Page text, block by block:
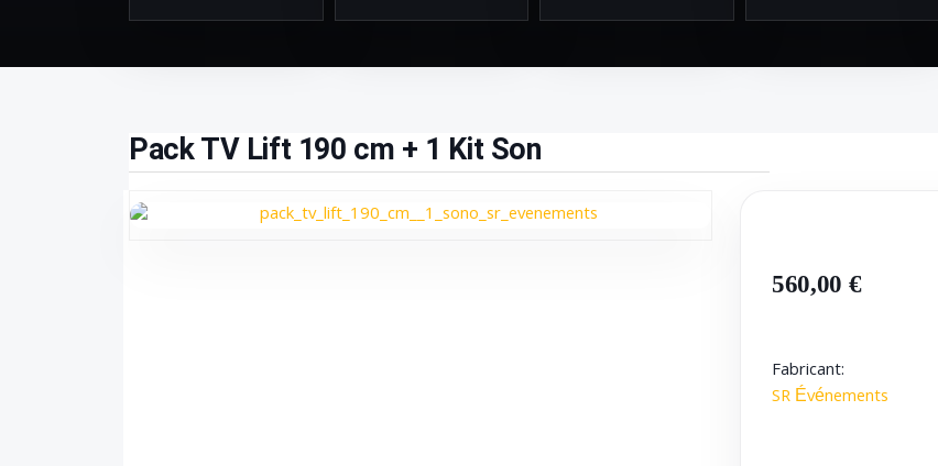
Pack TV Lift 190 cm + 1 Kit Son
560,00 €
Fabricant:
SR Événements